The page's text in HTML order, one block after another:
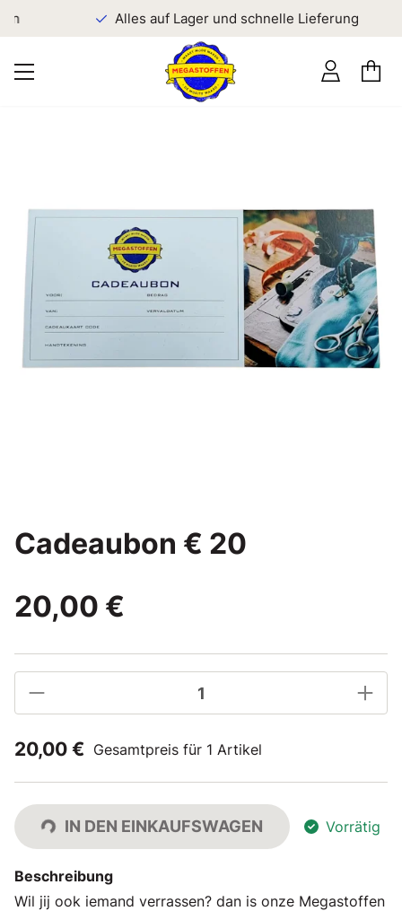
Alles auf Lager und schnelle Lieferung
Cadeaubon € 20
20,00 €
20,00 € Gesamtpreis für 1 Artikel
IN DEN EINKAUFSWAGEN Vorrätig
Beschreibung
Wil jij ook iemand verrassen? dan is onze Megastoffen